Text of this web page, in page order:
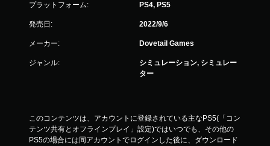
プラットフォーム: PS4, PS5
発売日: 2022/9/6
メーカー: Dovetail Games
ジャンル:
シミュレーション, シミュレー
ター
このコンテンツは、アカウントに登録されている主なPS5(「コン
テンツ共有とオフラインプレイ」設定)ではいつでも、その他の
PS5の場合には同アカウントでログインした後に、ダウンロード